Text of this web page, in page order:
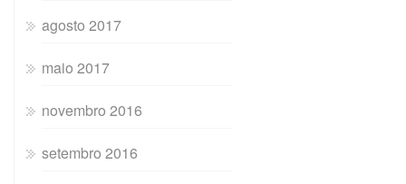
agosto 2017
maio 2017
novembro 2016
setembro 2016